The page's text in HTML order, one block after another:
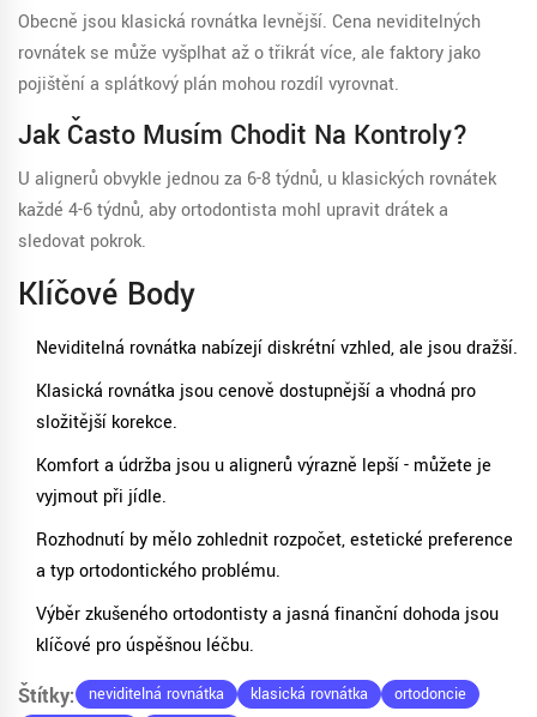
Obecně jsou klasická rovnátka levnější. Cena neviditelných
rovnátek se může vyšplhat až o třikrát více, ale faktory jako
pojištění a splátkový plán mohou rozdíl vyrovnat.
Jak Často Musím Chodit Na Kontroly?
U alignerů obvykle jednou za 6-8 týdnů, u klasických rovnátek
každé 4-6 týdnů, aby ortodontista mohl upravit drátek a
sledovat pokrok.
Klíčové Body
Neviditelná rovnátka nabízejí diskrétní vzhled, ale jsou dražší.
Klasická rovnátka jsou cenově dostupnější a vhodná pro
složitější korekce.
Komfort a údržba jsou u alignerů výrazně lepší - můžete je
vyjmout při jídle.
Rozhodnutí by mělo zohlednit rozpočet, estetické preference
a typ ortodontického problému.
Výběr zkušeného ortodontisty a jasná finanční dohoda jsou
klíčové pro úspěšnou léčbu.
Štítky: neviditelná rovnátka klasická rovnátka
ortodoncie